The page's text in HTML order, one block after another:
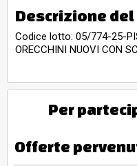
Descrizione del
Codice lotto: 05/774-25-
ORECCHINI NUOVI CON
Per
Offerte